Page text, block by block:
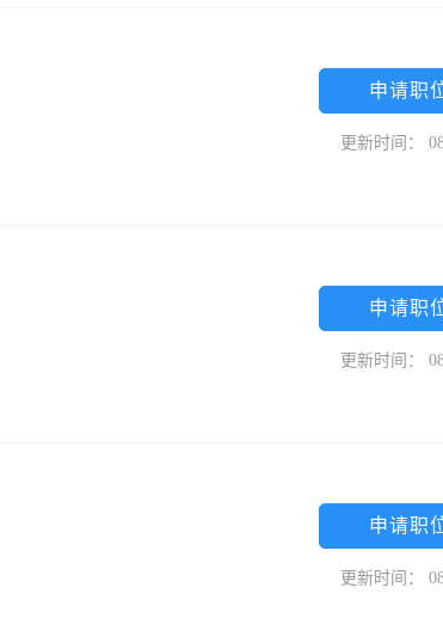
申请职
更新时间：
申请职
更新时间：
申请职
更新时间：